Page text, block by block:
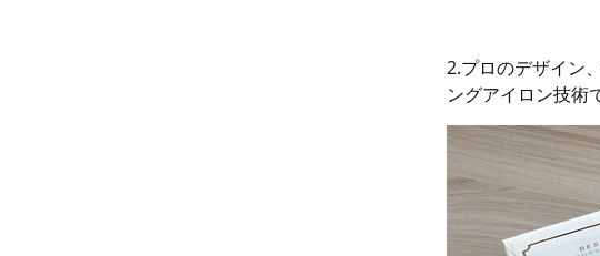
2.プロのデザイン
ングアイロン技術